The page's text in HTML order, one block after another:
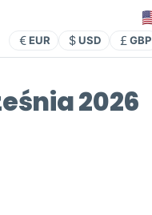
EUR USD GBP
2026